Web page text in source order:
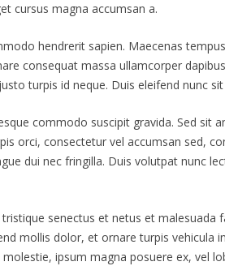
cursus magna accumsan a.
hendrerit sapien. Maecenas
consequat massa ullamcorper
turpis id neque. Duis eleifend nunc
commodo suscipit gravida. Sed
orci, consectetur vel accumsan sed,
dui nec fringilla. Duis volutpat nunc
senectus et netus et
mollis dolor, et ornare turpis vehicula
ipsum magna posuere ex, vel